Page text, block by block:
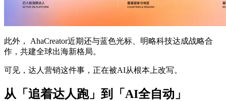
此外， AhaCreator近期还与蓝色光标、明略科技达成战略合
作，共建全球出海新格局。
可见，达人营销这件事，正在被AI从根本上改写。
从「追着达人跑」到「AI全自动」